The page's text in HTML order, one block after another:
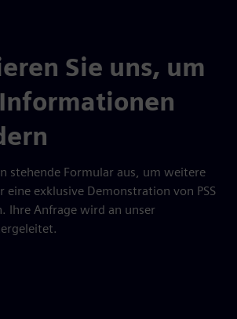
Sie uns, um
stehende Formular aus, um weitere
eine exklusive Demonstration von PSS
Ihre Anfrage wird an unser